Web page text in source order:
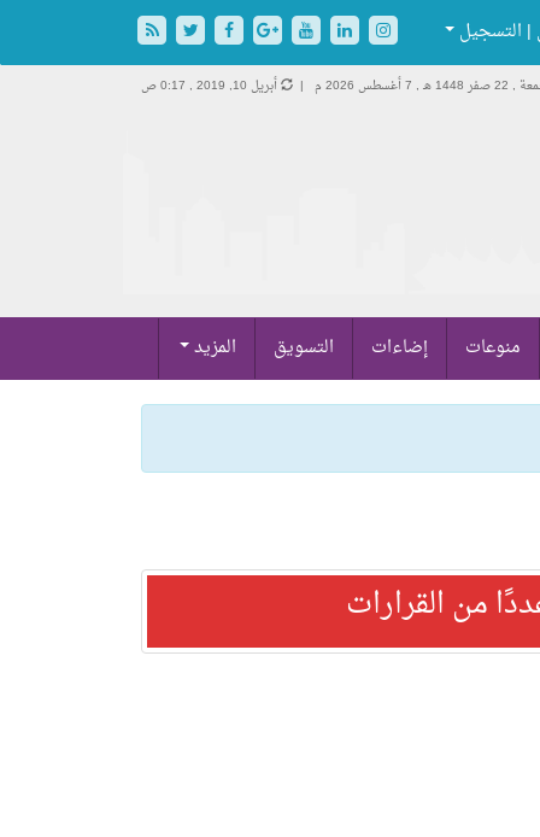
التسجيل
صفر 1448 هـ , 7 أغسطس 2026 م | أبريل 10, 2019 , 0:17 ص
منوعات إضاءات التسويق المزيد
من القرارات